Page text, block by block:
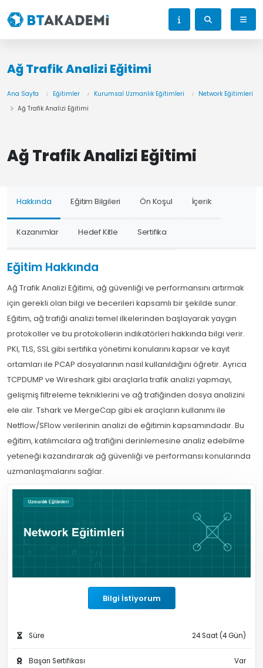
Ağ Trafik Analizi Eğitimi
Ana Sayfa Eğitimler Kurumsal Uzmanlık Eğitimleri
Network Eğitimleri
Ağ Trafik Analizi Eğitimi
Ağ Trafik Analizi Eğitimi
Hakkında Eğitim Bilgileri Ön Koşul İçerik
Kazanımlar Hedef Kitle Sertifika
Eğitim Hakkında
Ağ Trafik Analizi Eğitimi, ağ güvenliği ve performansını artırmak
için gerekli olan bilgi ve becerileri kapsamlı bir şekilde sunar.
Eğitim, ağ trafiği analizi temel ilkelerinden başlayarak yaygın
protokoller ve bu protokollerin indikatörleri hakkında bilgi verir.
PKI, TLS, SSL gibi sertifika yönetimi konularını kapsar ve kayıt
ortamları ile PCAP dosyalarının nasıl kullanıldığını öğretir. Ayrıca
TCPDUMP ve Wireshark gibi araçlarla trafik analizi yapmayı,
gelişmiş filtreleme tekniklerini ve ağ trafiğinden dosya analizini
ele alır. Tshark ve MergeCap gibi ek araçların kullanımı ile
Netflow/SFlow verilerinin analizi de eğitimin kapsamındadır. Bu
eğitim, katılımcılara ağ trafiğini derinlemesine analiz edebilme
yeteneği kazandırarak ağ güvenliği ve performansı konularında
uzmanlaşmalarını sağlar.
Bilgi İstiyorum
Süre 24 Saat (4 Gün)
Başarı Sertifikası Var